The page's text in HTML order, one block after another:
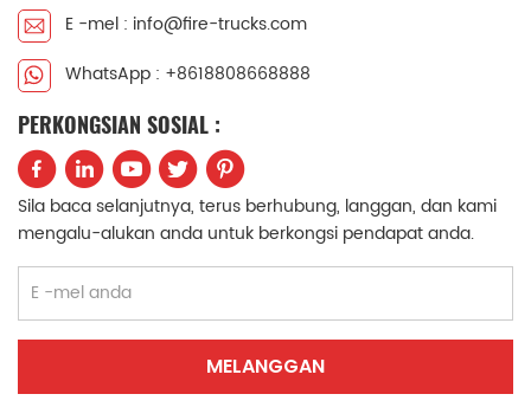
српски
E -mel : info@fire-trucks.com
WhatsApp : +8618808668888
PERKONGSIAN SOSIAL :
Sila baca selanjutnya, terus berhubung, langgan, dan kami
mengalu-alukan anda untuk berkongsi pendapat anda.